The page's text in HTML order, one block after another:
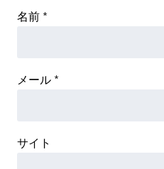
名前 *
メール *
サイト